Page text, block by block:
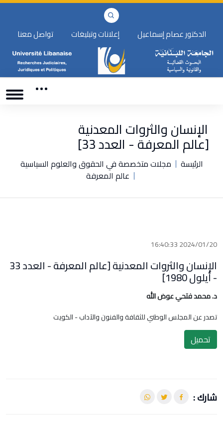
الدكتور عصام إسماعيل إعلانات وتبليغات تواصل معنا
الإنسان والثروات المعدنية
[عالم المعرفة - العدد 33]
الرئيسة
مجلات متخصصة في الحقوق والعلوم السياسية
عالم المعرفة
2024/01/20 16:40:33
الإنسان والثروات المعدنية [عالم المعرفة - العدد 33
- أيلول 1980]
د. محمد فتحي عوض الله
تصدر عن المجلس الوطني للثقافة والفنون والآداب - الكويت
تحميل
شارك :